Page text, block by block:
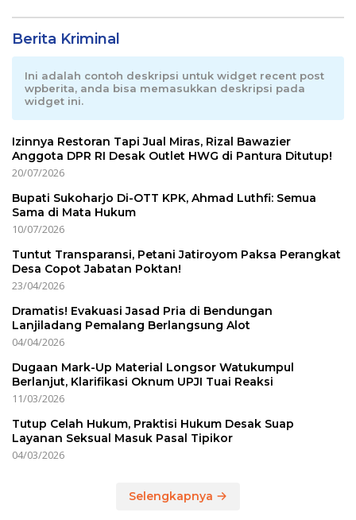
Berita Kriminal
Ini adalah contoh deskripsi untuk widget recent post
wpberita, anda bisa memasukkan deskripsi pada
widget ini.
Izinnya Restoran Tapi Jual Miras, Rizal Bawazier
Anggota DPR RI Desak Outlet HWG di Pantura Ditutup!
20/07/2026
Bupati Sukoharjo Di-OTT KPK, Ahmad Luthfi: Semua
Sama di Mata Hukum
10/07/2026
Tuntut Transparansi, Petani Jatiroyom Paksa Perangkat
Desa Copot Jabatan Poktan!
23/04/2026
Dramatis! Evakuasi Jasad Pria di Bendungan
Lanjiladang Pemalang Berlangsung Alot
04/04/2026
Dugaan Mark-Up Material Longsor Watukumpul
Berlanjut, Klarifikasi Oknum UPJI Tuai Reaksi
11/03/2026
Tutup Celah Hukum, Praktisi Hukum Desak Suap
Layanan Seksual Masuk Pasal Tipikor
04/03/2026
Selengkapnya